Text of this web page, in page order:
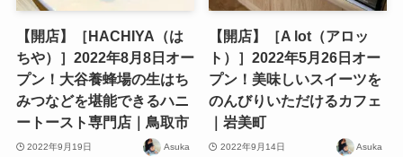
【開店】［HACHIYA（は
ちや）］2022年8月8日オー
プン！大谷養蜂場の生はち
みつなどを堪能できるハニ
ートースト専門店｜鳥取市
2022年9月19日 Asuka
【開店】［A lot（アロッ
ト）］2022年5月26日オー
プン！美味しいスイーツを
のんびりいただけるカフェ
｜岩美町
2022年9月14日 Asuka